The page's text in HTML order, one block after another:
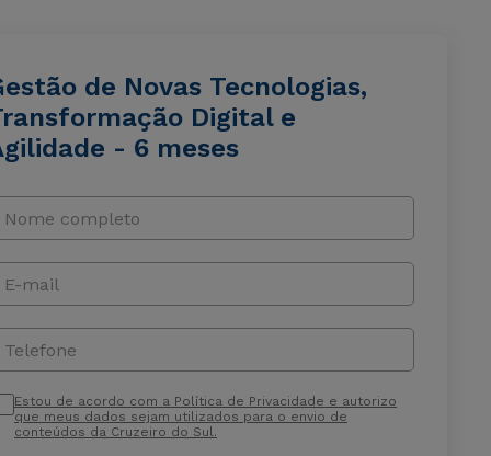
de Novas Tecnologias,
Digital e
- 6 meses
Nome completo
E-mail
Telefone
Estou de acordo com a Política de Privacidade e autorizo
que meus dados sejam utilizados para o envio de
conteúdos da Cruzeiro do Sul.